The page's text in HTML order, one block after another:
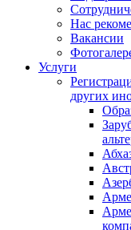
Нас
Вакансии
Услуги
других